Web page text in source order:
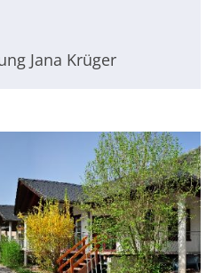
Jana Krüger